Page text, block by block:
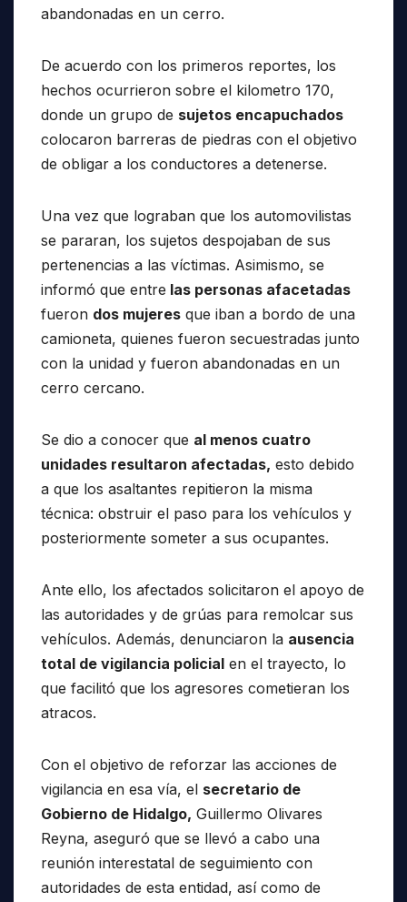
abandonadas en un cerro.
De acuerdo con los primeros reportes, los
hechos ocurrieron sobre el kilometro 170,
donde un grupo de sujetos encapuchados
colocaron barreras de piedras con el objetivo
de obligar a los conductores a detenerse.
Una vez que lograban que los automovilistas
se pararan, los sujetos despojaban de sus
pertenencias a las víctimas. Asimismo, se
informó que entre las personas afacetadas
fueron dos mujeres que iban a bordo de una
camioneta, quienes fueron secuestradas junto
con la unidad y fueron abandonadas en un
cerro cercano.
Se dio a conocer que al menos cuatro
unidades resultaron afectadas, esto debido
a que los asaltantes repitieron la misma
técnica: obstruir el paso para los vehículos y
posteriormente someter a sus ocupantes.
Ante ello, los afectados solicitaron el apoyo de
las autoridades y de grúas para remolcar sus
vehículos. Además, denunciaron la ausencia
total de vigilancia policial en el trayecto, lo
que facilitó que los agresores cometieran los
atracos.
Con el objetivo de reforzar las acciones de
vigilancia en esa vía, el secretario de
Gobierno de Hidalgo, Guillermo Olivares
Reyna, aseguró que se llevó a cabo una
reunión interestatal de seguimiento con
autoridades de esta entidad, así como de